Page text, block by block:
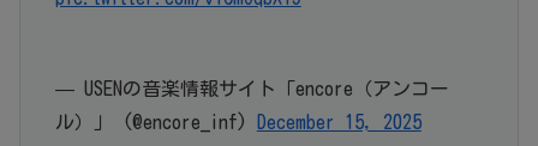
— USENの音楽情報サイト「encore（アンコー
ル）」 (@encore_inf)
December 15, 2025